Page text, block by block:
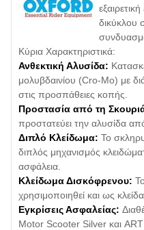
δικύκλου
Κύρια Χαρακτηριστικά:
Ανθεκτική Αλυσίδα:
μολυβδαινίου (Cro-Mo) με
στις προσπάθειες κοπής.
Προστασία από τη
προστατεύει την αλυσίδα
Διπλό Κλείδωμα:Το
διπλός μηχανισμός
ασφάλεια.
Κλείδωμα Δισκόφρενου:
χρησιμοποιηθεί και ως
Εγκρίσεις Ασφαλείας:
Motor Scooter Silver και ART